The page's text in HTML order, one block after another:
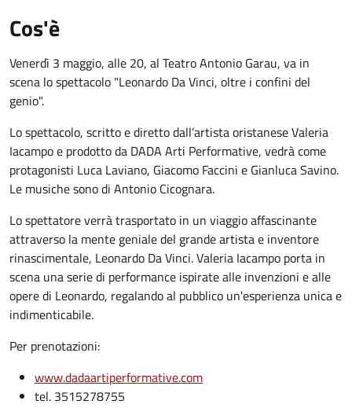
Cos'è
Venerdì 3 maggio, alle 20, al Teatro Antonio Garau, va in
scena lo spettacolo "Leonardo Da Vinci, oltre i confini del
genio".
Lo spettacolo, scritto e diretto dall’artista oristanese Valeria
Iacampo e prodotto da DADA Arti Performative, vedrà come
protagonisti Luca Laviano, Giacomo Faccini e Gianluca Savino.
Le musiche sono di Antonio Cicognara.
Lo spettatore verrà trasportato in un viaggio affascinante
attraverso la mente geniale del grande artista e inventore
rinascimentale, Leonardo Da Vinci. Valeria Iacampo porta in
scena una serie di performance ispirate alle invenzioni e alle
opere di Leonardo, regalando al pubblico un'esperienza unica e
indimenticabile.
Per prenotazioni:
www.dadaartiperformative.com
tel. 3515278755